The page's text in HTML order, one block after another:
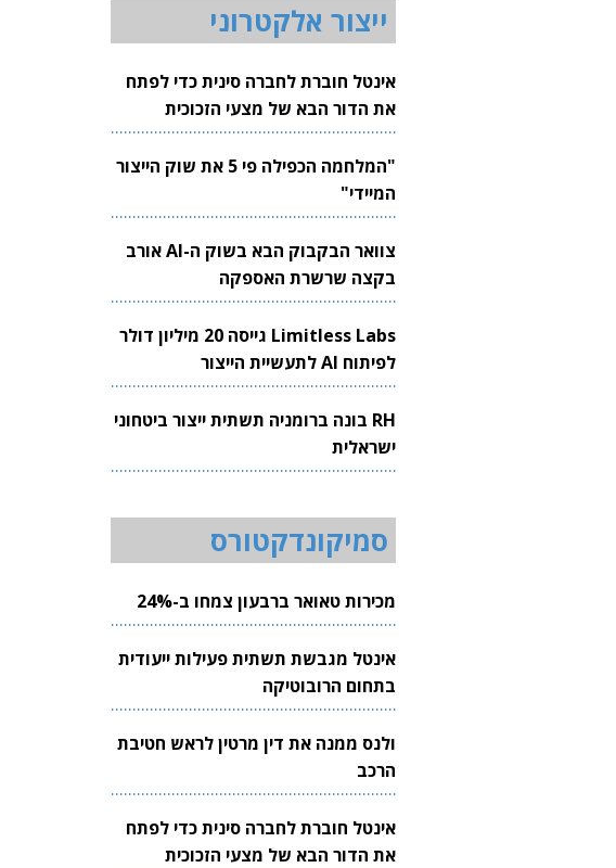
ייצור אלקטרוני
אינטל חוברת לחברה סינית כדי לפתח
את הדור הבא של מצעי הזכוכית
לשבבים
"המלחמה הכפילה פי 5 את שוק הייצור
המיידי"
צוואר הבקבוק הבא בשוק ה-AI אורב
בקצה שרשרת האספקה
Limitless Labs גייסה 20 מיליון דולר
לפיתוח AI לתעשיית הייצור
RH בונה ברומניה תשתית ייצור ביטחוני
ישראלית
סמיקונדקטורס
מכירות טאואר ברבעון צמחו ב-24%
אינטל מגבשת תשתית פעילות ייעודית
בתחום הרובוטיקה
ולנס ממנה את דין מרטין לראש חטיבת
הרכב
אינטל חוברת לחברה סינית כדי לפתח
את הדור הבא של מצעי הזכוכית